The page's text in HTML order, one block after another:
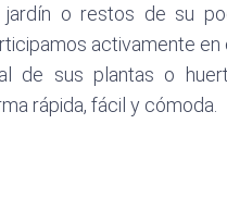
jardín o restos de su
activamente en
de sus plantas o
rápida, fácil y cómoda.